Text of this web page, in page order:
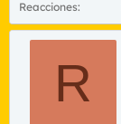
Reacciones
R